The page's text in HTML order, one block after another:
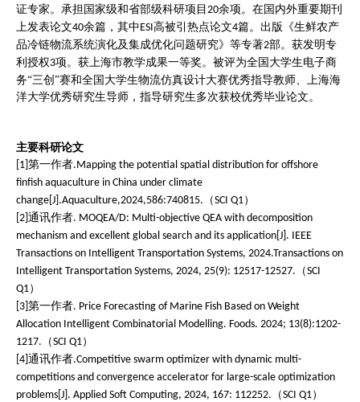
证专家。承担国家级和省部级科研项目 20余项。在国内外重要期刊
上发表论文40余篇，其中ESI高被引热点论文4篇。出版《生鲜农产
品冷链物流系统演化及集成优化问题研究》等专著2部。获发明专
利授权3项。获上海市教学成果一等奖。被评为全国大学生电子商
务“三创”赛和全国大学生物流仿真设计大赛优秀指导教师、上海海
洋大学优秀研究生导师，指导研究生多次获校优秀毕业论文。
主要科研论文
[1] 第一作者.Mapping the potential spatial distribution for offshore
finfish aquaculture in China under climate
change[J].Aquaculture,2024,586:740815. （SCI Q1）
[2] 通讯作者. MOQEA/D: Multi-objective QEA with decomposition
mechanism and excellent global search and its application[J]. IEEE
Transactions on Intelligent Transportation Systems, 2024.Transactions on
Intelligent Transportation Systems, 2024, 25(9): 12517-12527. （SCI
Q1）
[3] 第一作者. Price Forecasting of Marine Fish Based on Weight
Allocation Intelligent Combinatorial Modelling. Foods. 2024; 13(8):1202-
1217. （SCI Q1）
[4] 通讯作者.Competitive swarm optimizer with dynamic multi-
competitions and convergence accelerator for large-scale optimization
problems[J]. Applied Soft Computing, 2024, 167: 112252. （SCI Q1）